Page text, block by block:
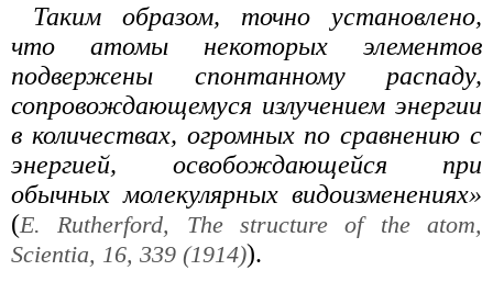
Таким образом, точно установлено,
что атомы некоторых элементов
подвержены спонтанному распаду,
сопровождающемуся излучением энергии
в количествах, огромных по сравнению с
энергией, освобождающейся при
обычных молекулярных видоизменениях»
(E. Rutherford, The structure of the atom,
Scientia, 16, 339 (1914)).